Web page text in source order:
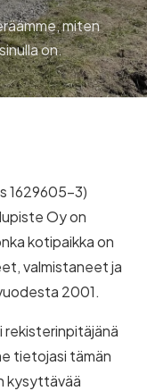
miten
on.
1629605-3)
Oy on
kotipaikka on
valmistaneet ja
2001.
rekisterinpitäjänä
tietojasi tämän
kysyttävää